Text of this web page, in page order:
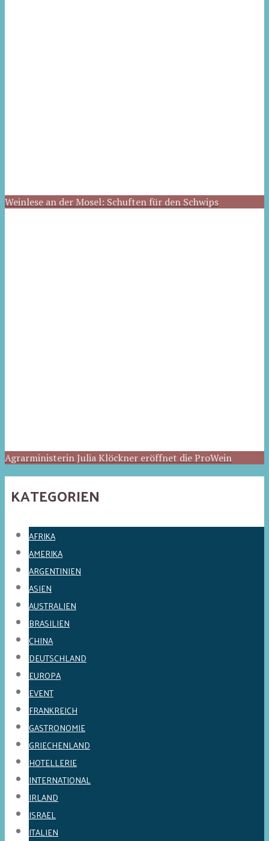
Weinlese an der Mosel: Schuften für den Schwips
Agrarministerin Julia Klöckner eröffnet die ProWein
KATEGORIEN
AFRIKA
AMERIKA
ARGENTINIEN
ASIEN
AUSTRALIEN
BRASILIEN
CHINA
DEUTSCHLAND
EUROPA
EVENT
FRANKREICH
GASTRONOMIE
GRIECHENLAND
HOTELLERIE
INTERNATIONAL
IRLAND
ISRAEL
ITALIEN